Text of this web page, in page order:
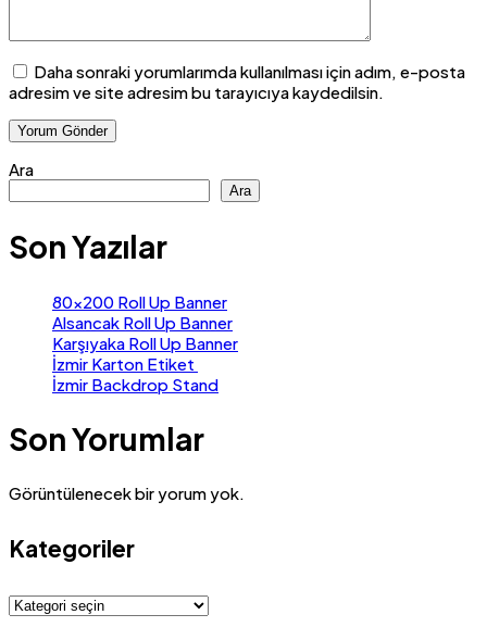
Daha sonraki yorumlarımda kullanılması için adım, e-posta
adresim ve site adresim bu tarayıcıya kaydedilsin.
Ara
Ara
Son Yazılar
80×200 Roll Up Banner
Alsancak Roll Up Banner
Karşıyaka Roll Up Banner
İzmir Karton Etiket
İzmir Backdrop Stand
Son Yorumlar
Görüntülenecek bir yorum yok.
Kategoriler
Kategoriler